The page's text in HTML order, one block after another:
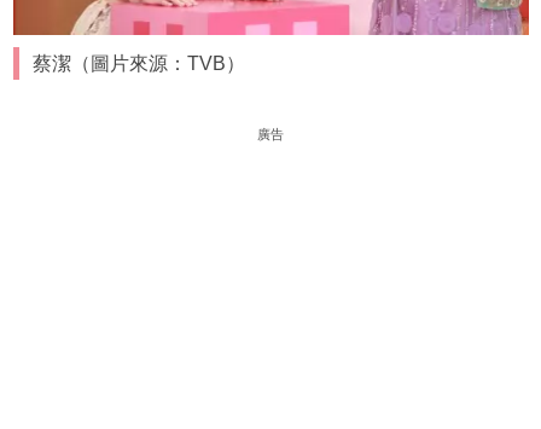
蔡潔（圖片來源：TVB）
廣告